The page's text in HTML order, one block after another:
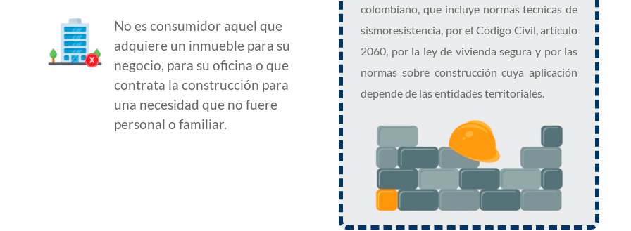
No es consumidor aquel que
adquiere un inmueble para su
negocio, para su oficina o que
contrata la construcción para
una necesidad que no fuere
personal o familiar.
colombiano, que incluye normas técnicas de
sismoresistencia, por el Código Civil, artículo
2060, por la ley de vivienda segura y por las
normas sobre construcción cuya aplicación
depende de las entidades territoriales.